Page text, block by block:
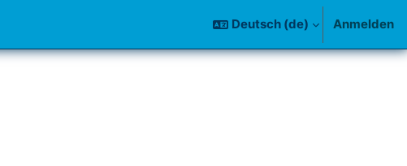
Deutsch ‎(de)‎ Anmelden